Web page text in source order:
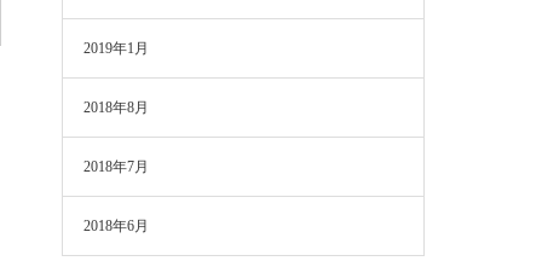
2019年1月
2018年8月
2018年7月
2018年6月